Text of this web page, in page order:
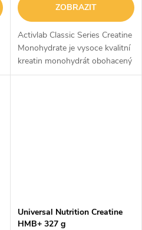
ZOBRAZIT
Activlab Classic Series Creatine
Monohydrate je vysoce kvalitní
kreatin monohydrát obohacený
o taurin ⚡. Patří mezi nejlépe
Universal Nutrition Creatine
HMB+ 327 g